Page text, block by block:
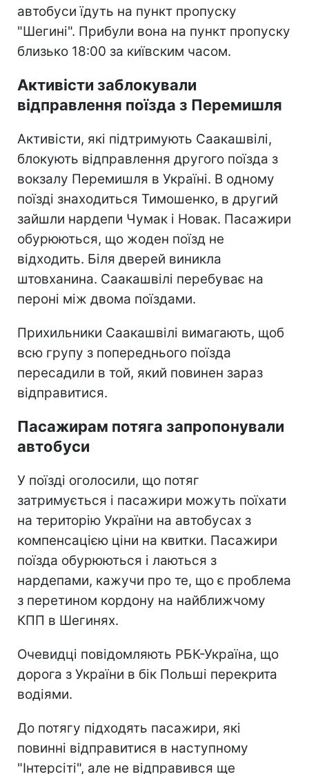
автобуси їдуть на пункт пропуску
"Шегині". Прибули вона на пункт пропуску
близько 18:00 за київским часом.
Активісти заблокували
відправлення поїзда з Перемишля
Активісти, які підтримують Саакашвілі,
блокують відправлення другого поїзда з
вокзалу Перемишля в Україні. В одному
поїзді знаходиться Тимошенко, в другий
зайшли нардепи Чумак і Новак. Пасажири
обурюються, що жоден поїзд не
відходить. Біля дверей виникла
штовханина. Саакашвілі перебуває на
пероні між двома поїздами.
Прихильники Саакашвілі вимагають, щоб
всю групу з попереднього поїзда
пересадили в той, який повинен зараз
відправитися.
Пасажирам потяга запропонували
автобуси
У поїзді оголосили, що потяг
затримується і пасажири можуть поїхати
на територію України на автобусах з
компенсацією ціни на квитки. Пасажири
поїзда обурюються і лаються з
нардепами, кажучи про те, що є проблема
з перетином кордону на найближчому
КПП в Шегинях.
Очевидці повідомляють РБК-Україна, що
дорога з України в бік Польші перекрита
водіями.
До потягу підходять пасажири, які
повинні відправитися в наступному
"Інтерсіті", але не відправився ще